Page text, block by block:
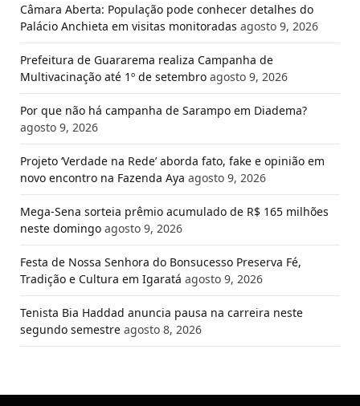
Câmara Aberta: População pode conhecer detalhes do
Palácio Anchieta em visitas monitoradas agosto 9, 2026
Prefeitura de Guararema realiza Campanha de
Multivacinação até 1º de setembro agosto 9, 2026
Por que não há campanha de Sarampo em Diadema?
agosto 9, 2026
Projeto ‘Verdade na Rede’ aborda fato, fake e opinião em
novo encontro na Fazenda Aya agosto 9, 2026
Mega-Sena sorteia prêmio acumulado de R$ 165 milhões
neste domingo agosto 9, 2026
Festa de Nossa Senhora do Bonsucesso Preserva Fé,
Tradição e Cultura em Igaratá agosto 9, 2026
Tenista Bia Haddad anuncia pausa na carreira neste
segundo semestre agosto 8, 2026